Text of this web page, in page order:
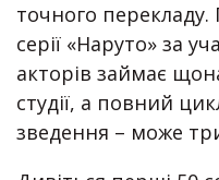
точного перекладу.
серії «Наруто» за
акторів займає
студії, а повний
зведення – може